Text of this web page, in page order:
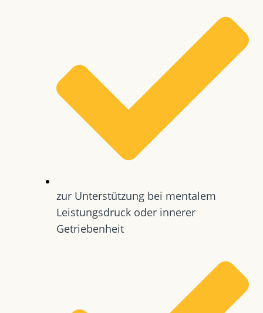
zur Unterstützung bei mentalem
Leistungsdruck oder innerer
Getriebenheit